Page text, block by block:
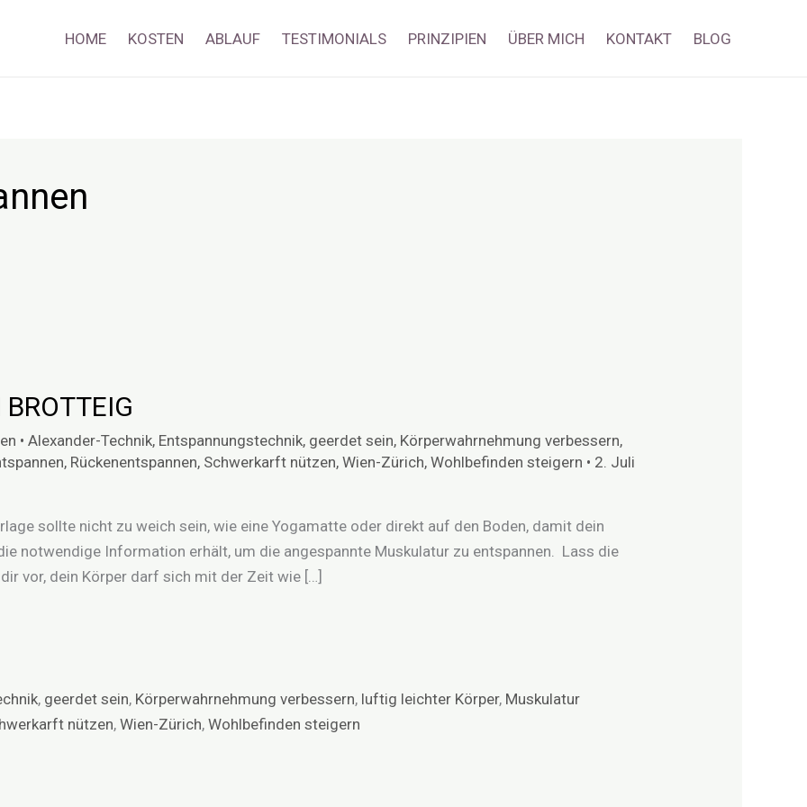
HOME KOSTEN ABLAUF TESTIMONIALS PRINZIPIEN ÜBER MICH KONTAKT BLOG
•Alexander-Technik, Entspannungstechnik, geerdet sein, Körperwahrnehmung verbessern,
, Rückenentspannen, Schwerkarft nützen,Wien-Zürich,Wohlbefinden steigern • 2. Juli
sollte nicht zu weich sein, wie eine Yogamatte oder direkt auf den Boden, damit dein
notwendige Information erhält, um die angespannte Muskulatur zu entspannen. Lass die
vor, dein Körper darf sich mit der Zeit wie […]
, geerdet sein, Körperwahrnehmung verbessern, luftig leichter Körper, Muskulatur
nützen,Wien-Zürich,Wohlbefinden steigern